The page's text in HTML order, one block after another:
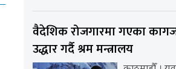
वैदेशिक रोजगारमा गएका
उद्धार गर्दै श्रम मन्त्रालय